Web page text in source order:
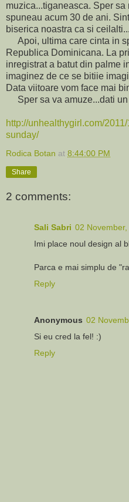
muzica...tiganeasca. Sper
spuneau acum 30 de ani.
biserica noastra ca si
Apoi, ultima care cinta in
Republica Dominicana. La
inregistrat a batut din palme
imaginez de ce se bitiie
Data viitoare vom face mai
Sper sa va amuze...dati un
http://unhealthygirl.com/
sunday/
Rodica Botan at 8:44:00 PM
Share
2 comments:
Sali Sabri 02
Imi place noul design al
Parca e mai simplu de
Reply
Anonymous 02
Si eu cred la fel! :)
Reply